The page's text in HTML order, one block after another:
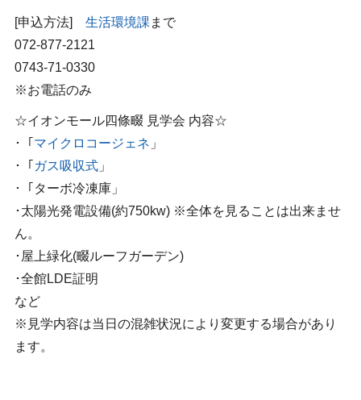
[申込方法] 生活環境課 まで
072-877-2121
0743-71-0330
※お電話のみ
☆イオンモール四條畷 見学会 内容☆
･「 マイクロコージェネ 」
･「 ガス吸収式」
･「ターボ冷凍庫」
･太陽光発電設備(約750kw) ※全体を見ることは出来ませ
ん。
･屋上緑化(畷ルーフガーデン)
･全館LDE証明
など
※見学内容は当日の混雑状況により変更する場合があり
ます。